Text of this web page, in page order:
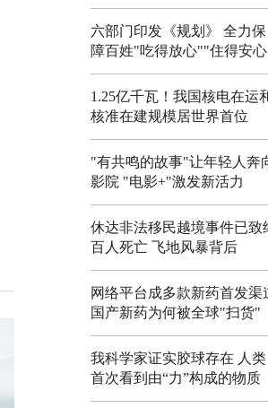
六部门印发《规划》 全力保
障百姓"吃得放心""住得安
1.25亿千瓦！我国核电在运
核准在建规模居世界首位
"有共鸣的故事"让年轻人奔
影院 "电影+"激发新活力
休达非法移民越境事件已致
百人死亡 飞地风暴背后
网络平台成多款新药首发渠
国产新药为何被全球"扫货"
我科学家证实胶球存在 人类
首次看到由“力”构成的物质